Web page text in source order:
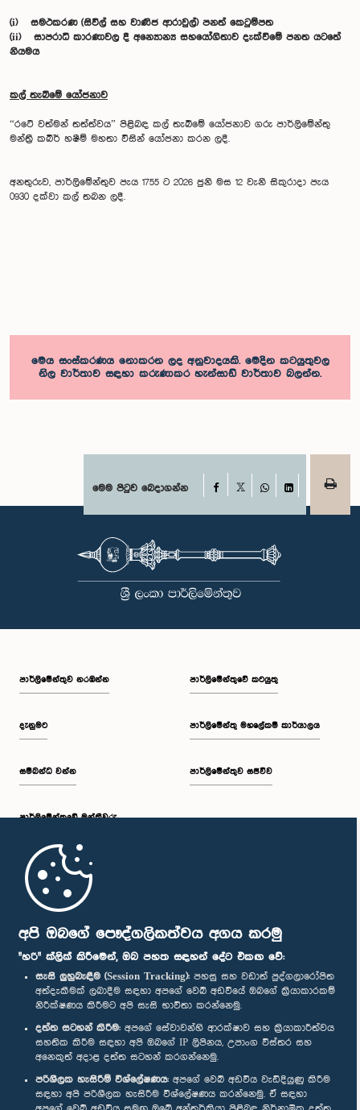
අපි ඔබගේ පෞද්ගලිකත්වය අගය කරමු
"හරි" ක්ලික් කිරීමෙන්, ඔබ පහත සඳහන් දේට එකඟ වේ:
සැසි ලුහුබැඳීම (Session Tracking): පහසු සහ වඩාත් පුද්ගලාරෝපිත
අත්දැකීමක් ලබාදීම සඳහා අපගේ වෙබ් අඩවියේ ඔබගේ ක්‍රියාකාරකම්
නිරීක්ෂණය කිරීමට අපි සැසි භාවිතා කරන්නෙමු.
දත්ත සටහන් කිරීම: අපගේ සේවාවන්හි ආරක්ෂාව සහ ක්‍රියාකාරීත්වය
සහතික කිරීම සඳහා අපි ඔබගේ IP ලිපිනය, උපාංග විස්තර සහ
අනෙකුත් අදාළ දත්ත සටහන් කරගන්නෙමු.
පරිශීලක හැසිරීම් විශ්ලේෂණය: අපගේ වෙබ් අඩවිය වැඩිදියුණු කිරීම
සඳහා අපි පරිශීලක හැසිරීම විශ්ලේෂණය කරන්නෙමු. ඒ සඳහා
(i) සමථකරණ (සිවිල් සහ වාණිජ ආරාවුල්) පනත් කෙටුම්පත
(ii) සාපරාධී කාරණාවල දී අන්‍යොන්‍ය සහයෝගිතාව දැක්වීමේ පනත යටතේ
නියමය
කල් තැබීමේ යෝජනාව
“රටේ වත්මන් තත්ත්වය” පිළිබඳ කල් තැබීමේ යෝජනාව ගරු පාර්ලිමේන්තු
මන්ත්‍රී කබීර් හෂීම් මහතා විසින් යෝජනා කරන ලදී.
අනතුරුව, පාර්ලිමේන්තුව පැය 1755 ට 2026 ජුනි මස 12 වැනි සිකුරාදා පැය
0930 දක්වා කල් තබන ලදී.
මෙය සංස්කරණය නොකරන ලද අනුවාදයකි. මෙදින කටයුතුවල
නිල වාර්තාව සඳහා කරුණාකර හැන්සාඩ් වාර්තාව බලන්න.
මෙම පිටුව බෙදාගන්න Facebook
WhatsAppLinkedIn
පාර්ලි‌මේන්තුව නරඹන්න
දැනුමට
සම්බන්ධ වන්න
පාර්ලි‌මේන්තුවේ මන්ත්‍රීවරු
මුල් පිටුව
පාර්ලිමේන්තුවේ කටයුතු
පාර්ලිමේන්තු මහලේකම් කාර්යාලය
පාර්ලිමේන්තුව සජීවීව
පාර්ලිමේන්තු ජංගම යෙදුම
අප හා සම්බන්ධ වී සිටින්න :
සම්මාන